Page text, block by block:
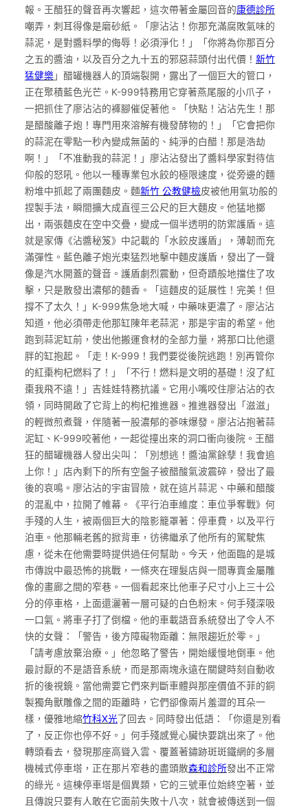
報。王醋狂的聲音再次響起，這次帶著金屬回音的康德診所
嘲弄，刺耳得像是磨砂紙。「廖沾沾！你那充滿腐敗氣味的
蒜泥，是對醬料學的侮辱！必須淨化！」「你將為你那百分
之五的醬油，以及百分之九十五的邪惡蒜頭付出代價！ 新竹
猛健樂 」醋罐機器人的頂端裂開，露出了一個巨大的管口，
正在聚積藍色光芒。K-999特務用它穿著燕尾服的小爪子，
一把抓住了廖沾沾的褲腳催促著他。「快點！沾沾先生！那
是醋酸離子炮！專門用來溶解有機發酵物的！」「它會把你
的蒜泥在零點一秒內變成無菌的、純淨的白醋！那是浩劫
啊！」「不准動我的蒜泥！」廖沾沾發出了醬料學家對待信
仰般的怒吼。他以一種專業包水餃的極限速度，從旁邊的麵
粉堆中抓起了兩團麵皮。麵新竹 公教健檢皮被他用氣功般的
捏製手法，瞬間擴大成直徑三公尺的巨大麵皮。他猛地擲
出，兩張麵皮在空中交疊，變成一個半透明的防禦護盾。這
就是家傳《沾醬秘笈》中記載的「水餃皮護盾」，薄韌而充
滿彈性。藍色離子炮光束猛烈地擊中麵皮護盾，發出了一聲
像是汽水開蓋的聲音。護盾劇烈震動，但奇蹟般地擋住了攻
擊，只是散發出濃郁的麵香。「這麵皮的延展性！完美！但
撐不了太久！」K-999焦急地大喊，中藥味更濃了。廖沾沾
知道，他必須帶走他那缸陳年老蒜泥，那是宇宙的希望。他
跑到蒜泥缸前，使出他搬運食材的全部力量，將那口比他還
胖的缸抱起。「走！K-999！我們要從後院逃跑！別再管你
的紅棗枸杞燃料了！」「不行！燃料是文明的基礎！沒了紅
棗我飛不遠！」吉娃娃特務抗議。它用小嘴咬住廖沾沾的衣
領，同時開啟了它背上的枸杞推進器。推進器發出「滋滋」
的輕微煎煮聲，伴隨著一股濃郁的蔘味爆發。廖沾沾抱著蒜
泥缸、K-999咬著他，一起從撞出來的洞口衝向後院。王醋
狂的醋罐機器人發出尖叫：「別想逃！醬油黨餘孽！我會追
上你！」店內剩下的所有空盤子被醋酸氣波震碎，發出了最
後的哀鳴。廖沾沾的宇宙冒險，就在這片蒜泥、中藥和醋酸
的混亂中，拉開了帷幕。《平行泊車維度：車位爭奪戰》何
手殘的人生，被兩個巨大的陰影籠罩著：停車費，以及平行
泊車。他那輛老舊的掀背車，彷彿繼承了他所有的駕駛焦
慮，從未在他需要時提供過任何幫助。今天，他面臨的是城
市傳說中最恐怖的挑戰，一條夾在理髮店與一間專賣金屬雕
像的畫廊之間的窄巷。一個看起來比他車子尺寸小上三十公
分的停車格，上面還灑著一層可疑的白色粉末。何手殘深吸
一口氣。將車子打了倒檔。他的車載語音系統發出了令人不
快的女聲：「警告，後方障礙物距離：無限趨近於零。」
「請考慮放棄治療。」他忽略了警告，開始緩慢地倒車。他
最討厭的不是語音系統，而是那兩塊永遠在關鍵時刻自動收
折的後視鏡。當他需要它們來判斷車體與那座價值不菲的銅
製獨角獸雕像之間的距離時，它們卻像兩片羞澀的耳朵一
樣，優雅地縮竹科X光了回去。同時發出低語：「你還是別看
了，反正你也停不好。」何手殘感覺心臟快要跳出來了。他
轉頭看去，發現那座高聳入雲、覆蓋著鏽跡斑斑鐵網的多層
機械式停車塔，正在那片窄巷的盡頭散森和診所發出不正常
的綠光。這棟停車塔是個異類，它的三號車位始終空著，並
且傳說只要有人敢在它面前失敗十八次，就會被傳送到一個